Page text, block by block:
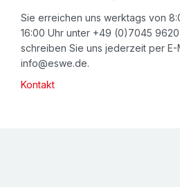
Sie erreichen uns werktags von
16:00 Uhr unter +49 (0)7045
schreiben Sie uns jederzeit per E-
info@eswe.de.
Kontakt